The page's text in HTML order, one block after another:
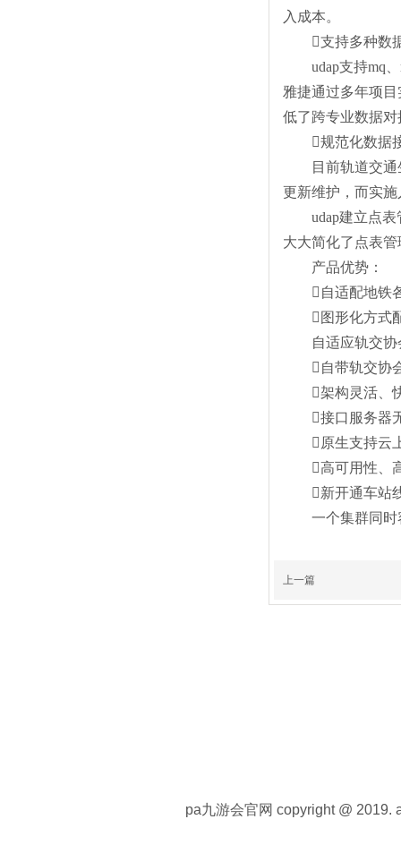
入成本。
支持多种数
udap支持mq
雅捷通过多年项
低了跨专业数据
规范化数据
目前轨道交通
更新维护，而实
udap建立点
大大简化了点表
产品优势：
自适配地铁
图形化方式
自适应轨交
自带轨交协
架构灵活、
接口服务器
原生支持云
高可用性、
新开通车站
一个集群同时
上一篇
pa九游会官网 copyright @ 2019.